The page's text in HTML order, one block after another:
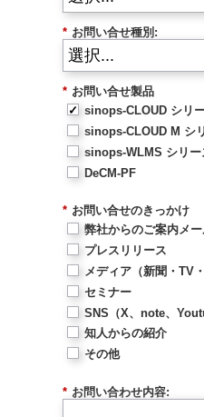
* お問い合せ種別:
* お問い合せ製品
sinops-CLOUD シリ
sinops-CLOUD M シ
sinops-WLMS シリー
DeCM-PF
* お問い合せのきっかけ
弊社からのご案内メ
プレスリリース
メディア（新聞・TV
セミナー
SNS（X、note、
知人からの紹介
その他
* お問い合わせ内容: